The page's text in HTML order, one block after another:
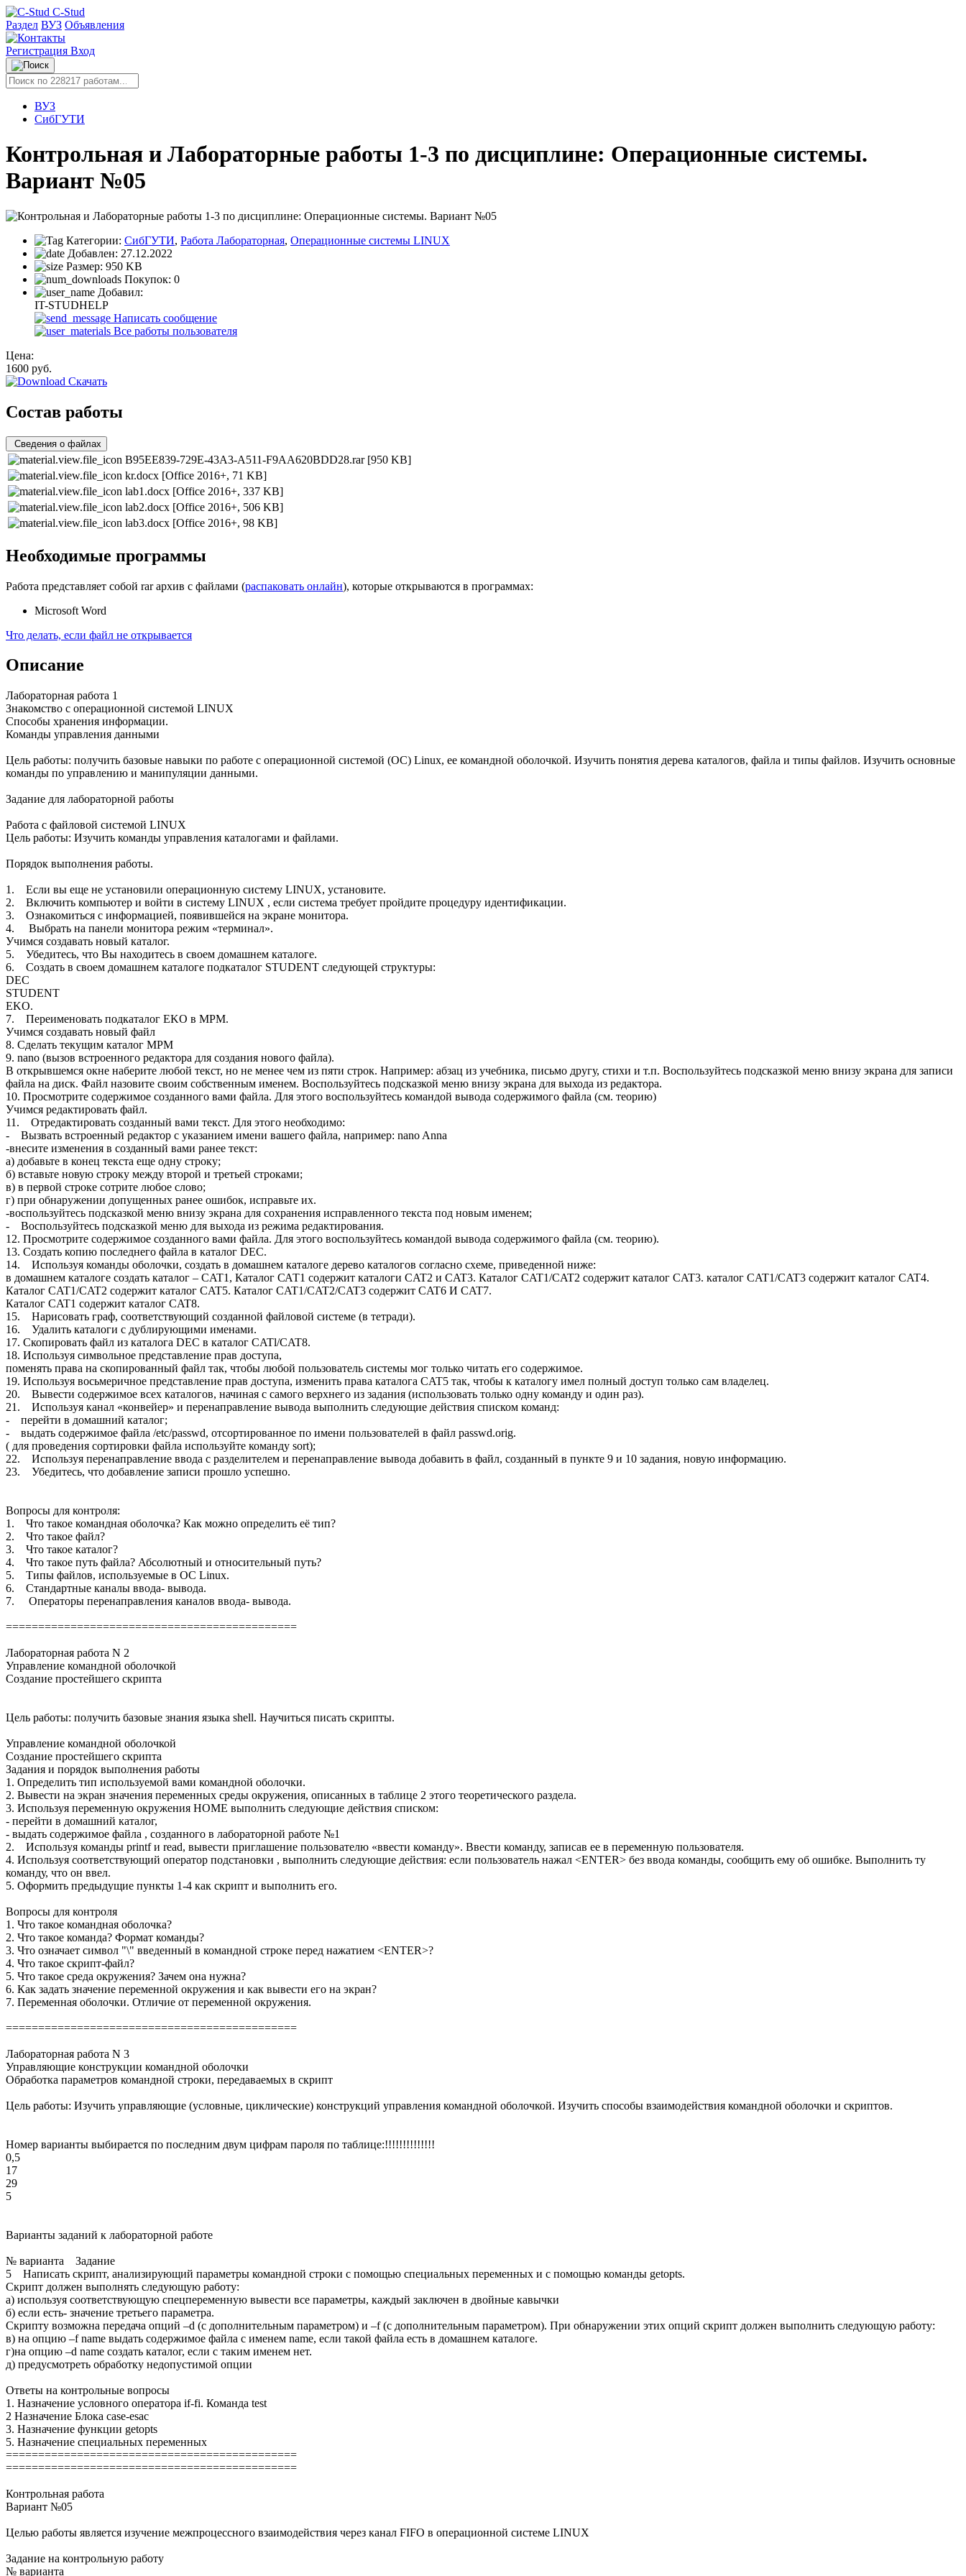
C-Stud
Раздел ВУЗ Объявления
Регистрация Вход
ВУЗ
СибГУТИ
Контрольная и Лабораторные работы 1-3 по дисциплине: Операционные системы.
Вариант №05
Категории: СибГУТИ, Работа Лабораторная, Операционные системы LINUX
Добавлен: 27.12.2022
Размер: 950 KB
Покупок: 0
Добавил:
IT-STUDHELP
Написать сообщение
Все работы пользователя
Цена:
1600 руб.
Скачать
Состав работы
Сведения о файлах
B95EE839-729E-43A3-A511-F9AA620BDD28.rar [950 KB]
kr.docx [Office 2016+, 71 KB]
lab1.docx [Office 2016+, 337 KB]
lab2.docx [Office 2016+, 506 KB]
lab3.docx [Office 2016+, 98 KB]
Необходимые программы
Работа представляет собой rar архив с файлами (распаковать онлайн), которые открываются в программах:
Microsoft Word
Что делать, если файл не открывается
Описание
Лабораторная работа 1
Знакомство с операционной системой LINUX
Способы хранения информации.
Команды управления данными
Цель работы: получить базовые навыки по работе с операционной системой (ОС) Linux, ее командной оболочкой. Изучить понятия дерева каталогов, файла и типы файлов. Изучить основные
команды по управлению и манипуляции данными.
Задание для лабораторной работы
Работа с файловой системой LINUX
Цель работы: Изучить команды управления каталогами и файлами.
Порядок выполнения работы.
1. Если вы еще не установили операционную систему LINUX, установите.
2. Включить компьютер и войти в систему LINUX , если система требует пройдите процедуру идентификации.
3. Ознакомиться с информацией, появившейся на экране монитора.
4. Выбрать на панели монитора режим «терминал».
Учимся создавать новый каталог.
5. Убедитесь, что Вы находитесь в своем домашнем каталоге.
6. Создать в своем домашнем каталоге подкаталог STUDENT следующей структуры:
DEC
STUDENT
EKO.
7. Переименовать подкаталог EKO в МРМ.
Учимся создавать новый файл
8. Сделать текущим каталог МРМ
9. nano (вызов встроенного редактора для создания нового файла).
В открывшемся окне наберите любой текст, но не менее чем из пяти строк. Например: абзац из учебника, письмо другу, стихи и т.п. Воспользуйтесь подсказкой меню внизу экрана для записи
файла на диск. Файл назовите своим собственным именем. Воспользуйтесь подсказкой меню внизу экрана для выхода из редактора.
10. Просмотрите содержимое созданного вами файла. Для этого воспользуйтесь командой вывода содержимого файла (см. теорию)
Учимся редактировать файл.
11. Отредактировать созданный вами текст. Для этого необходимо:
- Вызвать встроенный редактор с указанием имени вашего файла, например: nano Anna
-внесите изменения в созданный вами ранее текст:
а) добавьте в конец текста еще одну строку;
б) вставьте новую строку между второй и третьей строками;
в) в первой строке сотрите любое слово;
г) при обнаружении допущенных ранее ошибок, исправьте их.
-воспользуйтесь подсказкой меню внизу экрана для сохранения исправленного текста под новым именем;
- Воспользуйтесь подсказкой меню для выхода из режима редактирования.
12. Просмотрите содержимое созданного вами файла. Для этого воспользуйтесь командой вывода содержимого файла (см. теорию).
13. Создать копию последнего файла в каталог DEC.
14. Используя команды оболочки, создать в домашнем каталоге дерево каталогов согласно схеме, приведенной ниже:
в домашнем каталоге создать каталог – CAT1, Каталог САТ1 содержит каталоги CAT2 и CAT3. Каталог CAT1/CAT2 содержит каталог CAT3. каталог CAT1/CAT3 содержит каталог CAT4.
Каталог CAT1/CAT2 содержит каталог CAT5. Каталог CAT1/CAT2/CAT3 содержит CAT6 И CAT7.
Каталог CAT1 содержит каталог CAT8.
15. Нарисовать граф, соответствующий созданной файловой системе (в тетради).
16. Удалить каталоги с дублирующими именами.
17. Скопировать файл из каталога DEC в каталог CATl/CAT8.
18. Используя символьное представление прав доступа,
поменять права на скопированный файл так, чтобы любой пользователь системы мог только читать его содержимое.
19. Используя восьмеричное представление прав доступа, изменить права каталога CAT5 так, чтобы к каталогу имел полный доступ только сам владелец.
20. Вывести содержимое всех каталогов, начиная с самого верхнего из задания (использовать только одну команду и один раз).
21. Используя канал «конвейер» и перенаправление вывода выполнить следующие действия списком команд:
- перейти в домашний каталог;
- выдать содержимое файла /etc/passwd, отсортированное по имени пользователей в файл passwd.orig.
( для проведения сортировки файла используйте команду sort);
22. Используя перенаправление ввода с разделителем и перенаправление вывода добавить в файл, созданный в пункте 9 и 10 задания, новую информацию.
23. Убедитесь, что добавление записи прошло успешно.
Вопросы для контроля:
1. Что такое командная оболочка? Как можно определить её тип?
2. Что такое файл?
3. Что такое каталог?
4. Что такое путь файла? Абсолютный и относительный путь?
5. Типы файлов, используемые в ОС Linux.
6. Стандартные каналы ввода- вывода.
7. Операторы перенаправления каналов ввода- вывода.
=============================================
Лабораторная работа N 2
Управление командной оболочкой
Создание простейшего скрипта
Цель работы: получить базовые знания языка shell. Научиться писать скрипты.
Управление командной оболочкой
Создание простейшего скрипта
Задания и порядок выполнения работы
1. Определить тип используемой вами командной оболочки.
2. Вывести на экран значения переменных среды окружения, описанных в таблице 2 этого теоретического раздела.
3. Используя переменную окружения НОМЕ выполнить следующие действия списком:
- перейти в домашний каталог,
- выдать содержимое файла , созданного в лабораторной работе №1
2. Используя команды printf и read, вывести приглашение пользователю «ввести команду». Ввести команду, записав ее в переменную пользователя.
4. Используя соответствующий оператор подстановки , выполнить следующие действия: если пользователь нажал <ENTER> без ввода команды, сообщить ему об ошибке. Выполнить ту
команду, что он ввел.
5. Оформить предыдущие пункты 1-4 как скрипт и выполнить его.
Вопросы для контроля
1. Что такое командная оболочка?
2. Что такое команда? Формат команды?
3. Что означает символ "\" введенный в командной строке перед нажатием <ENTER>?
4. Что такое скрипт-файл?
5. Что такое среда окружения? Зачем она нужна?
6. Как задать значение переменной окружения и как вывести его на экран?
7. Переменная оболочки. Отличие от переменной окружения.
=============================================
Лабораторная работа N 3
Управляющие конструкции командной оболочки
Обработка параметров командной строки, передаваемых в скрипт
Цель работы: Изучить управляющие (условные, циклические) конструкций управления командной оболочкой. Изучить способы взаимодействия командной оболочки и скриптов.
Номер варианты выбирается по последним двум цифрам пароля по таблице:!!!!!!!!!!!!!!
0,5
17
29
5
Варианты заданий к лабораторной работе
№ варианта Задание
5 Написать скрипт, анализирующий параметры командной строки с помощью специальных переменных и с помощью команды getopts.
Скрипт должен выполнять следующую работу:
а) используя соответствующую спецпеременную вывести все параметры, каждый заключен в двойные кавычки
б) если есть- значение третьего параметра.
Скрипту возможна передача опций –d (c дополнительным параметром) и –f (c дополнительным параметром). При обнаружении этих опций скрипт должен выполнить следующую работу:
в) на опцию –f name выдать содержимое файла с именем name, если такой файла есть в домашнем каталоге.
г)на опцию –d name создать каталог, если с таким именем нет.
д) предусмотреть обработку недопустимой опции
Ответы на контрольные вопросы
1. Назначение условного оператора if-fi. Команда test
2 Назначение Блока case-esac
3. Назначение функции getopts
5. Назначение специальных переменных
=============================================
=============================================
Контрольная работа
Вариант №05
Целью работы является изучение межпроцессного взаимодействия через канал FIFO в операционной системе LINUX
Задание на контрольную работу
№ варианта